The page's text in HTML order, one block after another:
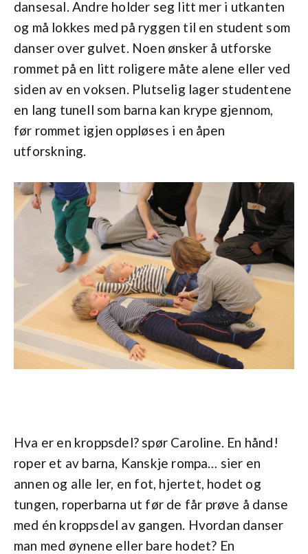
dansesal. Andre holder seg litt mer i utkanten
og må lokkes med på ryggen til en student som
danser over gulvet. Noen ønsker å utforske
rommet på en litt roligere måte alene eller ved
siden av en voksen. Plutselig lager studentene
en lang tunell som barna kan krype gjennom,
før rommet igjen oppløses i en åpen
utforskning.
Hva er en kroppsdel? spør Caroline. En hånd!
roper et av barna, Kanskje rompa… sier en
annen og alle ler, en fot, hjertet, hodet og
tungen, roperbarna ut før de får prøve å danse
med én kroppsdel av gangen. Hvordan danser
man med øynene eller bare hodet? En